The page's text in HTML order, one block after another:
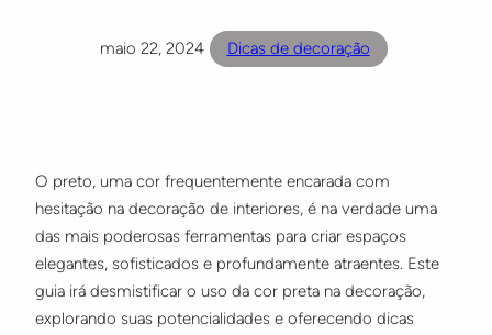
maio 22, 2024 Dicas de decoração
O preto, uma cor frequentemente encarada com
hesitação na decoração de interiores, é na verdade uma
das mais poderosas ferramentas para criar espaços
elegantes, sofisticados e profundamente atraentes. Este
guia irá desmistificar o uso da cor preta na decoração,
explorando suas potencialidades e oferecendo dicas